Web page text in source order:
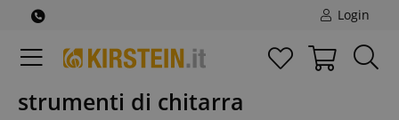
Login
strumenti di chitarra